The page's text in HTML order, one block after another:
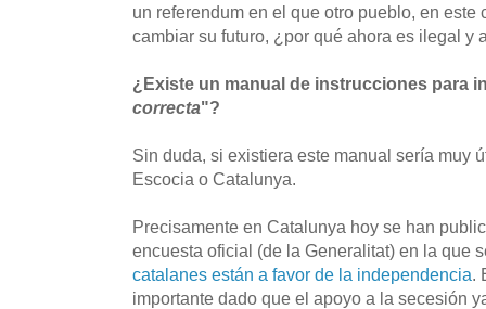
un referendum en el que otro pueblo, en
cambiar su futuro, ¿por qué ahora es ilegal y
¿Existe un manual de instrucciones para
correcta"?
Sin duda, si existiera este manual sería muy
Escocia o Catalunya.
Precisamente en Catalunya hoy se han
encuesta oficial (de la Generalitat) en la que
catalanes están a favor de la independencia.
importante dado que el apoyo a la secesión